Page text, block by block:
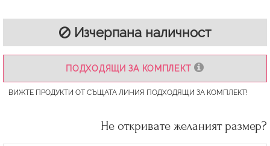
Изчерпана наличност
ПОДХОДЯЩИ ЗА КОМПЛЕКТ
ВИЖТЕ ПРОДУКТИ ОТ СЪЩАТА ЛИНИЯ ПОДХОДЯЩИ ЗА КОМПЛЕКТ!
Не откривате желаният размер?